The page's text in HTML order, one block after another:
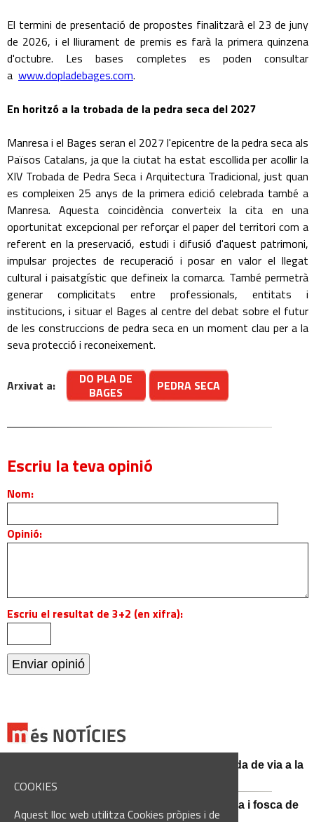
COOKIES
Aquest lloc web utilitza Cookies pròpies i de
El termini de presentació de propostes finalitzarà el 23 de juny
de 2026, i el lliurament de premis es farà la primera quinzena
d'octubre. Les bases completes es poden consultar
a www.dopladebages.com.
En horitzó a la trobada de la pedra seca del 2027
Manresa i el Bages seran el 2027 l'epicentre de la pedra seca als
Països Catalans, ja que la ciutat ha estat escollida per acollir la
XIV Trobada de Pedra Seca i Arquitectura Tradicional, just quan
es compleixen 25 anys de la primera edició celebrada també a
Manresa. Aquesta coincidència converteix la cita en una
oportunitat excepcional per reforçar el paper del territori com a
referent en la preservació, estudi i difusió d'aquest patrimoni,
impulsar projectes de recuperació i posar en valor el llegat
cultural i paisatgístic que defineix la comarca. També permetrà
generar complicitats entre professionals, entitats i
institucions, i situar el Bages al centre del debat sobre el futur
de les construccions de pedra seca en un moment clau per a la
seva protecció i reconeixement.
Arxivat a:
DO PLA DE
BAGES
PEDRA SECA
Escriu la teva opinió
Nom:
Opinió:
Escriu el resultat de 3+2 (en xifra):
El conductor d'un turisme mor en una sortida de via a la
Catalunya es prepara per a la nit més màgica i fosca de
l'estiu, més enllà de l'eclipsi